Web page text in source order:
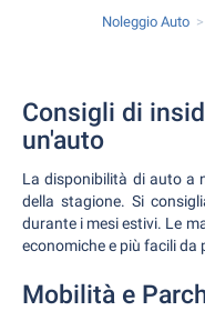
Noleggio Auto
Consigli di
un'auto
La disponibilità di auto a
della stagione. Si
durante i mesi estivi. Le
economiche e più facili da
Mobilità e